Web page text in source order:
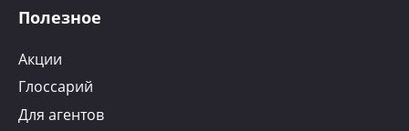
Полезное
Акции
Глоссарий
Для агентов